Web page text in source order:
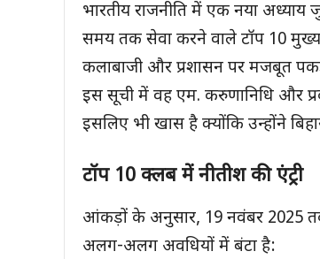
भारतीय राजनीति में एक नया अध्याय
समय तक सेवा करने वाले टॉप 10
कलाबाजी और प्रशासन पर मजबूत
इस सूची में वह एम. करुणानिधि और
इसलिए भी खास है क्योंकि उन्होंने
टॉप 10 क्लब में नीतीश की एंट्री
आंकड़ों के अनुसार, 19 नवंबर 2025
अलग-अलग अवधियों में बंटा है: